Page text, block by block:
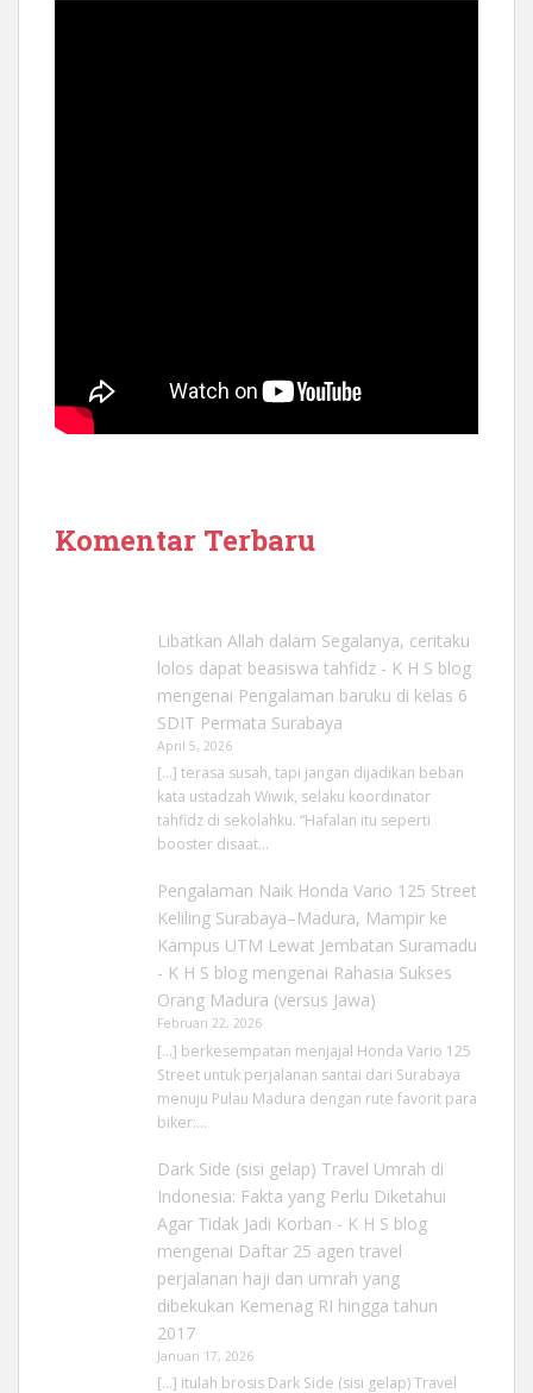
Komentar Terbaru
Libatkan Allah dalam Segalanya, ceritaku
lolos dapat beasiswa tahfidz - K H S blog
mengenai Pengalaman baruku di kelas 6
SDIT Permata Surabaya
April 5, 2026
[…] terasa susah, tapi jangan dijadikan beban
kata ustadzah Wiwik, selaku koordinator
tahfidz di sekolahku. “Hafalan itu seperti
booster disaat…
Pengalaman Naik Honda Vario 125 Street
Keliling Surabaya–Madura, Mampir ke
Kampus UTM Lewat Jembatan Suramadu
- K H S blogmengenai Rahasia Sukses
Orang Madura (versus Jawa)
Februari 22, 2026
[…] berkesempatan menjajal Honda Vario 125
Street untuk perjalanan santai dari Surabaya
menuju Pulau Madura dengan rute favorit para
biker:…
Dark Side (sisi gelap) Travel Umrah di
Indonesia: Fakta yang Perlu Diketahui
Agar Tidak Jadi Korban - K H S blog
mengenai Daftar 25 agen travel
perjalanan haji dan umrah yang
dibekukan Kemenag RI hingga tahun
2017
Januari 17, 2026
[…] itulah brosis Dark Side (sisi gelap) Travel